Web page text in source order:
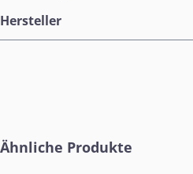
Hersteller
Produktgalerie überspringen
Ähnliche Produkte